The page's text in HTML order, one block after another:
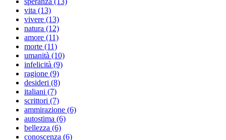
vita (13)
vivere (13)
natura (12)
amore (11)
morte (11)
umanità (10)
infelicità (9)
ragione (9)
desideri (8)
italiani (7)
scrittori (7)
ammirazione (6)
autostima (6)
bellezza (6)
conoscenza (6)